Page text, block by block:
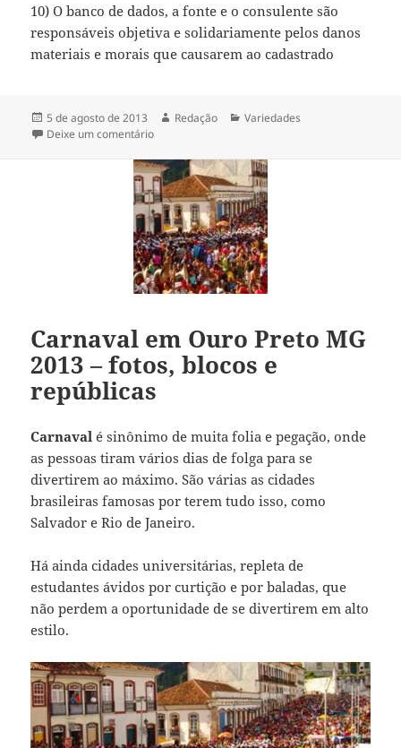
10) O banco de dados, a fonte e o consulente são
responsáveis objetiva e solidariamente pelos danos
materiais e morais que causarem ao cadastrado
Publicado
em
5 de agosto de 2013 Autor
Redação Categorias
Variedades
Deixe um comentárioem Cadastro positivo: o que é e como funciona
Carnaval em Ouro Preto MG
2013 – fotos, blocos e
repúblicas
Carnaval é sinônimo de muita folia e pegação, onde
as pessoas tiram vários dias de folga para se
divertirem ao máximo. São várias as cidades
brasileiras famosas por terem tudo isso, como
Salvador e Rio de Janeiro.
Há ainda cidades universitárias, repleta de
estudantes ávidos por curtição e por baladas, que
não perdem a oportunidade de se divertirem em alto
estilo.